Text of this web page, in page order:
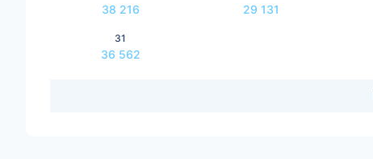
38 216 29 131
31
36 562